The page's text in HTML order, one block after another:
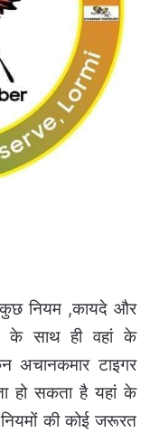
नियम ,कायदे और
के साथ ही वहां के
अचानकमार टाइगर
हो सकता है यहां के
की कोई जरूरत